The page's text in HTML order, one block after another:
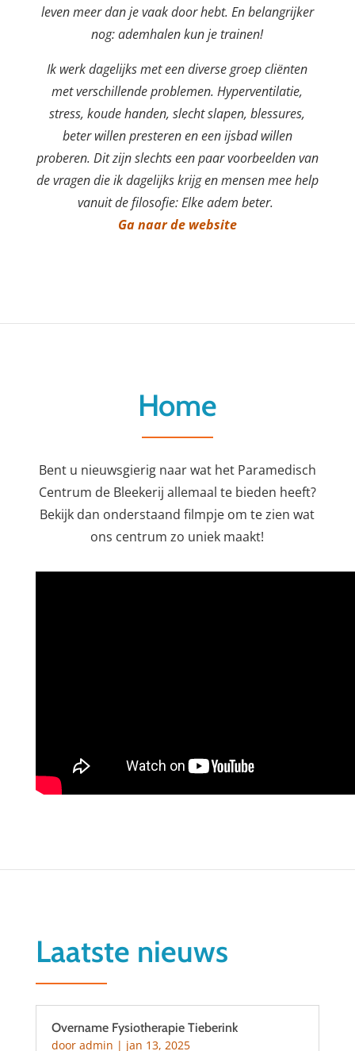
leven meer dan je vaak door hebt. En belangrijker
nog: ademhalen kun je trainen!
Ik werk dagelijks met een diverse groep cliënten
met verschillende problemen. Hyperventilatie,
stress, koude handen, slecht slapen, blessures,
beter willen presteren en een ijsbad willen
proberen. Dit zijn slechts een paar voorbeelden van
de vragen die ik dagelijks krijg en mensen mee help
vanuit de filosofie: Elke adem beter.
Ga naar de website
Home
Bent u nieuwsgierig naar wat het Paramedisch
Centrum de Bleekerij allemaal te bieden heeft?
Bekijk dan onderstaand filmpje om te zien wat
ons centrum zo uniek maakt!
Laatste nieuws
Overname Fysiotherapie Tieberink
door admin | jan 13, 2025